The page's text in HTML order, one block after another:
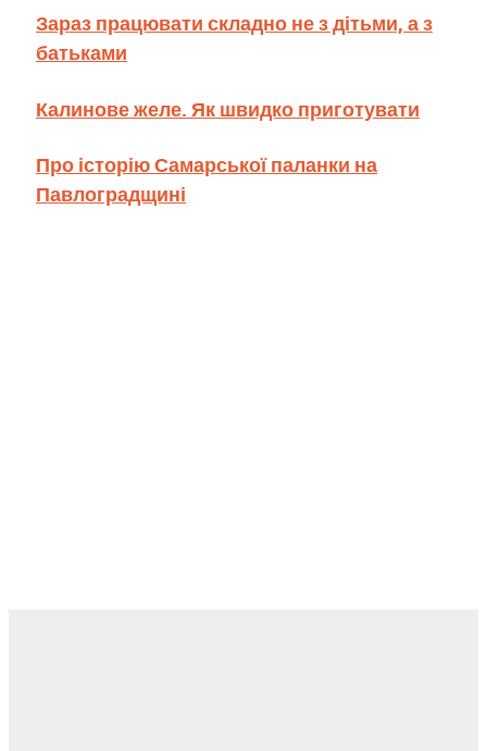
Зараз працювати складно не з дітьми, а з
батьками
Калинове желе. Як швидко приготувати
Про історію Самарської паланки на
Павлоградщині